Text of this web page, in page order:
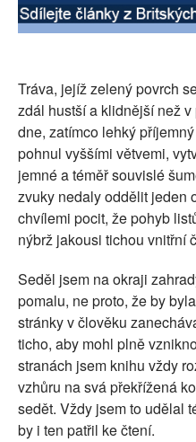
Tráva, jejíž zelený povrch
zdál hustší a klidnější než
dne, zatímco lehký
pohnul vyššími větvemi,
jemné a téměř souvislé
zvuky nedaly oddělit jeden
chvílemi pocit, že pohyb
nýbrž jakousi tichou vnitřní
Seděl jsem na okraji
pomalu, ne proto, že by
stránky v člověku
ticho, aby mohl plně
stranách jsem knihu vždy
vzhůru na svá překřížená
sedět. Vždy jsem to udělal
by i ten patřil ke čtení.